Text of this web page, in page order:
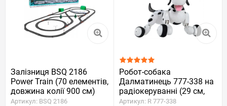
Залізниця BSQ 2186
Power Train (70 елементів,
довжина колії 900 см)
Артикул: BSQ 2186
Робот-собака
Далматинець 777-338 на
радіокеруванні (29 см,
акумулятор, світло, звук)
Артикул: R 777-338